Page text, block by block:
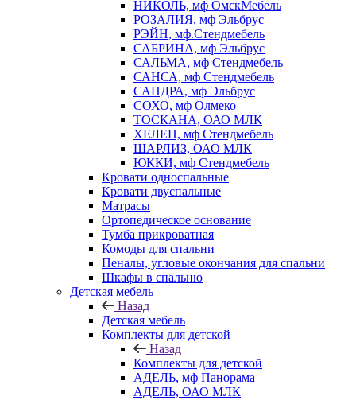
НИКОЛЬ, мф ОмскМебель
РОЗАЛИЯ, мф Эльбрус
РЭЙН, мф.Стендмебель
САБРИНА, мф Эльбрус
САЛЬМА, мф Стендмебель
САНСА, мф Стендмебель
САНДРА, мф Эльбрус
СОХО, мф Олмеко
ТОСКАНА, ОАО МЛК
ХЕЛЕН, мф Стендмебель
ШАРЛИЗ, ОАО МЛК
ЮККИ, мф Стендмебель
Кровати односпальные
Кровати двуспальные
Матрасы
Ортопедическое основание
Тумба прикроватная
Комоды для спальни
Пеналы, угловые окончания для спальни
Шкафы в спальню
Детская мебель
Назад
Детская мебель
Комплекты для детской
Назад
Комплекты для детской
АДЕЛЬ, мф Панорама
АДЕЛЬ, ОАО МЛК